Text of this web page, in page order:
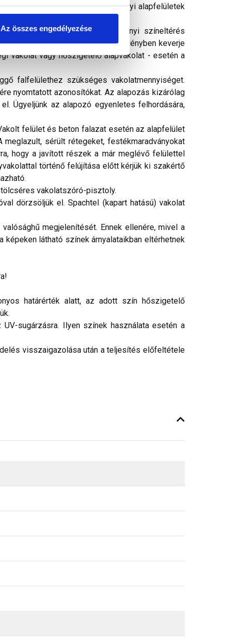
Az összes engedélyezése
rendszerek és egyéb ásványi alapfelületek
dátumú vödröknél árnyalatnyi színeltérés
dátumú vödröket egy nagyobb edényben keverje
vakolat vagy hőszigetelő alapvakolat - esetén a
falfelülethez szükséges vakolatmennyiséget.
nyomtatott azonosítókat. Az alapozás kizárólag
Ügyeljünk az alapozó egyenletes felhordására,
felület és beton falazat esetén az alapfelület
sérült rétegeket, festékmaradványokat
hogy a javított részek a már meglévő felülettel
történő felújítása előtt kérjük ki szakértő
vakolatszóró-pisztoly.
dörzsöljük el. Spachtel (kapart hatású) vakolat
megjelenítését. Ennek ellenére, mivel a
látható színek árnyalataikban eltérhetnek
határérték alatt, az adott szín hőszigetelő
sugárzásra. Ilyen színek használata esetén a
visszaigazolása után a teljesítés előfeltétele